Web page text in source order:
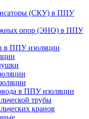
(СКУ) в ППУ
опор (ЭНО) в ППУ
в ППУ изоляции
в ППУ изоляции
трубы
кранов